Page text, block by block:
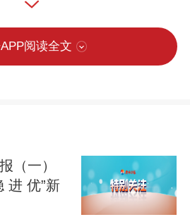
社会发展研究所所长樊
”时期，我省精准把握人
的现实需要，更是为全
根基的深远谋划。
体系为抓手，全面提高
阅读全文
（一）
进 优”新